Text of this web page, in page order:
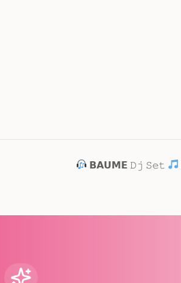
𝗕𝗔𝗨𝗠𝗘 𝙳𝚓 𝚂𝚎𝚝